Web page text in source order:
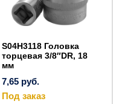
S04H3118 Головка
торцевая 3/8″DR, 18
мм
7,65 руб.
Под заказ